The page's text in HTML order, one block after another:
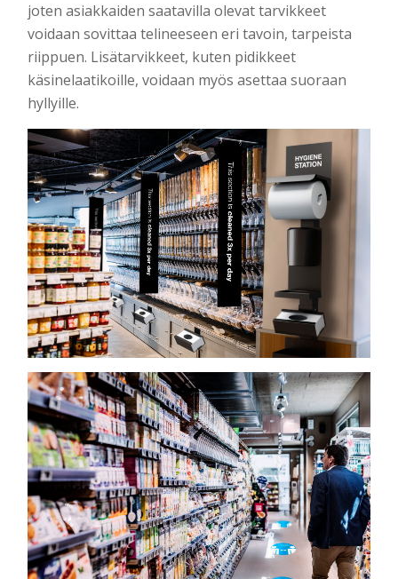
joten asiakkaiden saatavilla olevat tarvikkeet
voidaan sovittaa telineeseen eri tavoin, tarpeista
riippuen. Lisätarvikkeet, kuten pidikkeet
käsinelaatikoille, voidaan myös asettaa suoraan
hyllyille.